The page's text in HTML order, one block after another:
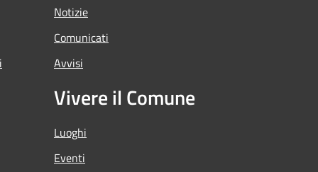
Notizie
Comunicati
Avvisi
Vivere il Comune
Luoghi
Eventi